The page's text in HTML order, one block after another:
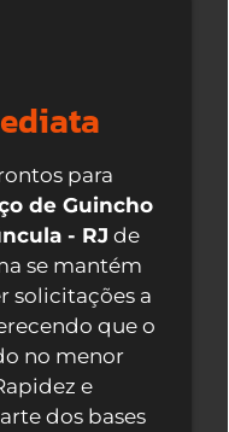
para
de Guincho
- RJ de
se mantém
solicitações a
que o
no menor
e
dos bases